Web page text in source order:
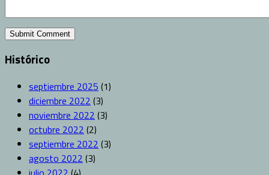
Histórico
septiembre 2025 (1)
diciembre 2022 (3)
noviembre 2022 (3)
octubre 2022 (2)
septiembre 2022 (3)
agosto 2022 (3)